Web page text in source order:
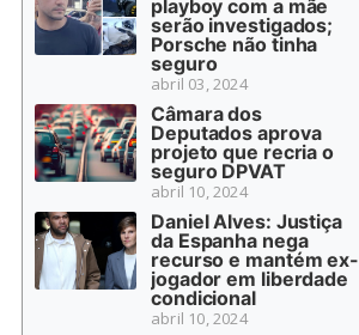
playboy com a mãe
serão investigados;
Porsche não tinha
seguro
abril 03, 2024
Câmara dos
Deputados aprova
projeto que recria o
seguro DPVAT
abril 10, 2024
Daniel Alves: Justiça
da Espanha nega
recurso e mantém ex-
jogador em liberdade
condicional
abril 10, 2024